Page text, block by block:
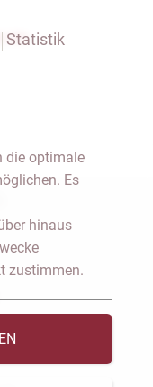
im
Statistik
die optimale
Es
hinaus
zustimmen.